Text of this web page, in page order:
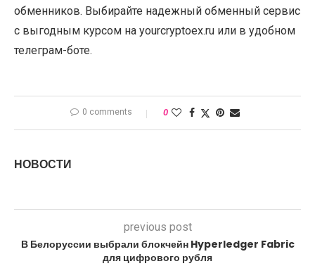
обменников. Выбирайте надежный обменный сервис
с выгодным курсом на yourcryptoex.ru или в удобном
телеграм-боте.
0 comments 0
НОВОСТИ
previous post
В Белоруссии выбрали блокчейн Hyperledger Fabric
для цифрового рубля